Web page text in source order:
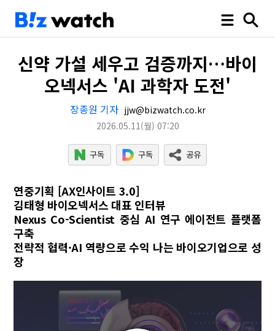
신약 가설 세우고 검증까지…바이
오넥서스 'AI 과학자 도전'
장종원 기자 jjw@bizwatch.co.kr
2026.05.11(월) 07:20
연중기획 [AX인사이트 3.0]
김태형 바이오넥서스 대표 인터뷰
Nexus Co-Scientist 중심 AI 연구 에이전트 플랫폼
구축
전략적 협력·AI 역량으로 수익 나는 바이오기업으로 성
장